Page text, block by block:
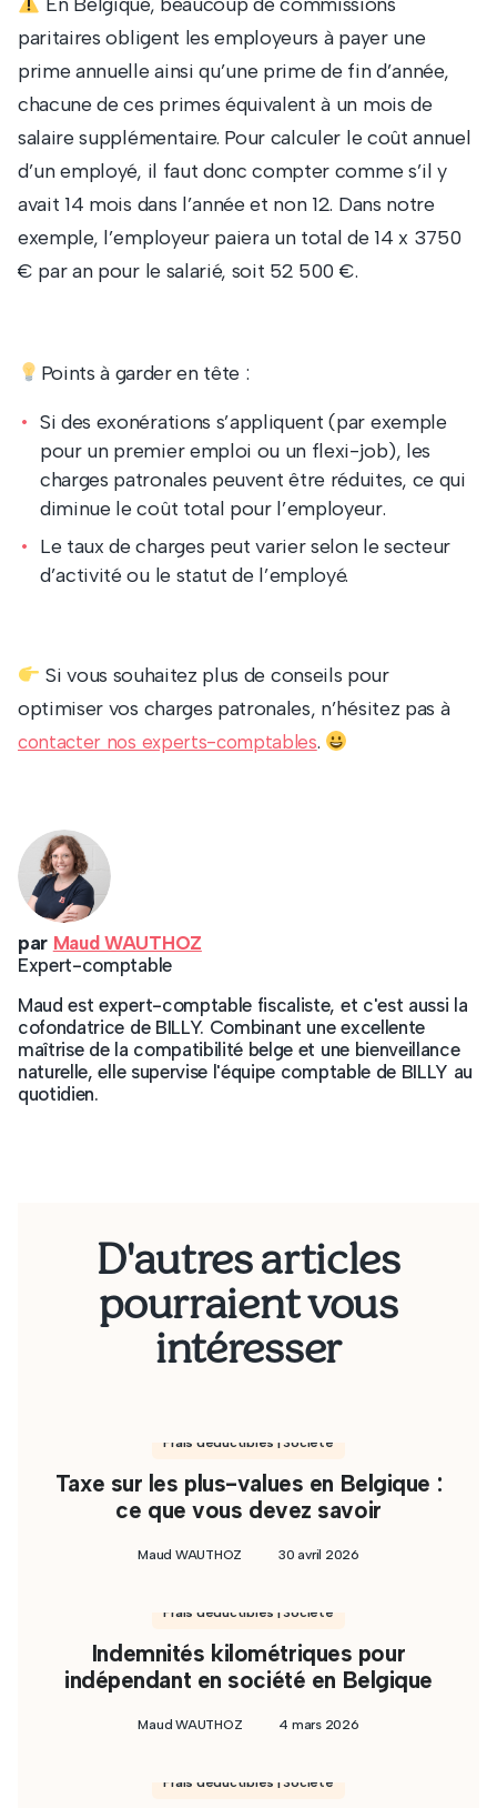
paritaires obligent les employeurs à payer une
prime annuelle ainsi qu’une prime de fin d’année,
chacune de ces primes équivalent à un mois de
salaire supplémentaire. Pour calculer le coût annuel
d’un employé, il faut donc compter comme s’il y
avait 14 mois dans l’année et non 12. Dans notre
exemple, l’employeur paiera un total de 14 x 3750
€ par an pour le salarié, soit 52 500 €.
Points à garder en tête :
Si des exonérations s’appliquent (par exemple
pour un premier emploi ou un flexi-job), les
charges patronales peuvent être réduites, ce qui
diminue le coût total pour l’employeur.
Le taux de charges peut varier selon le secteur
d’activité ou le statut de l’employé.
Si vous souhaitez plus de conseils pour
optimiser vos charges patronales, n’hésitez pas à
contacter nos experts-comptables.
par Maud WAUTHOZ
Expert-comptable
Maud est expert-comptable fiscaliste, et c'est aussi la
cofondatrice de BILLY. Combinant une excellente
maîtrise de la compatibilité belge et une bienveillance
naturelle, elle supervise l'équipe comptable de BILLY au
quotidien.
D'autres articles
pourraient vous
intéresser
Frais déductibles | Société
Taxe sur les plus-values en Belgique :
ce que vous devez savoir
Maud WAUTHOZ 30 avril 2026
Frais déductibles | Société
Indemnités kilométriques pour
indépendant en société en Belgique
Maud WAUTHOZ 4 mars 2026
Frais déductibles | Société